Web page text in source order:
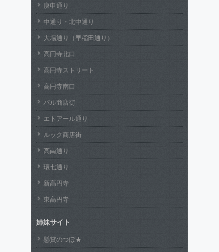
庚申通り
中通り・北中通り
大場通り（早稲田通り）
高円寺北口
高円寺ストリート
高円寺南口
パル商店街
エトアール通り
ルック商店街
高南通り
環七通り
新高円寺
東高円寺
姉妹サイト
懸賞のつぼ★